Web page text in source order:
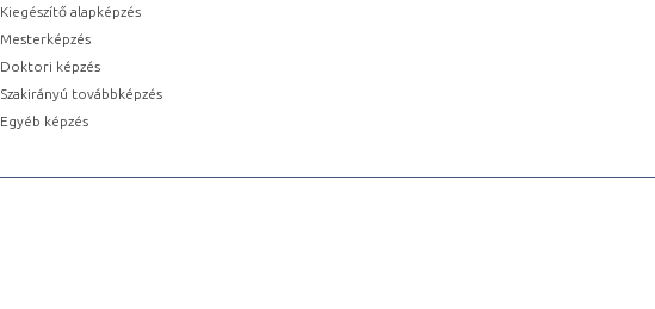
Kiegészítő alapképzés
Mesterképzés
Doktori képzés
Szakirányú továbbképzés
Egyéb képzés